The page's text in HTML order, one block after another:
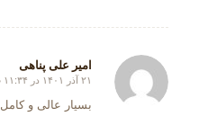
امیر علی پناهی
گفته:۲۱ آذر ۱۴۰۱ در ۱۱:۳۴ ب.ظ
بسیار عالی و کامل